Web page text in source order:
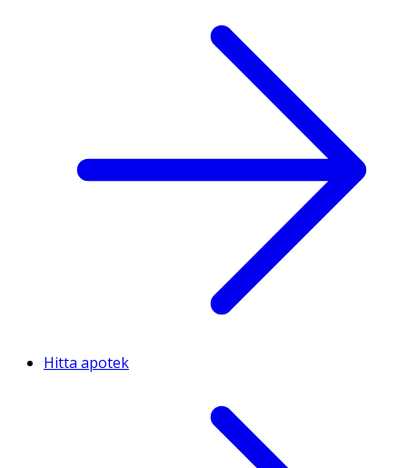
Hitta apotek